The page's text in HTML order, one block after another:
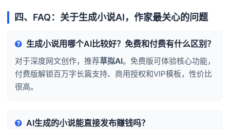
四、FAQ：关于生成小说AI，作家最关心的问题
生成小说用哪个AI比较好？免费和付费有什么区别？
对于深度网文创作，推荐草拟AI。免费版可体验核心功能，
付费版解锁百万字长篇支持、商用授权和VIP模板，性价比
很高。
AI生成的小说能直接发布赚钱吗？